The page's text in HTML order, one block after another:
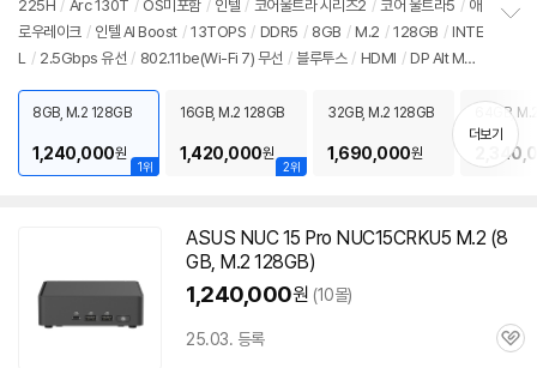
225H / Arc 130T / OS미포함 / 인텔 / 코어울트라 시리즈2 / 코어 울트라5 / 애
로우레이크 / 인텔 AI Boost / 13TOPS / DDR5 / 8GB / M.2 / 128GB / INTE
L / 2.5Gbps 유선 / 802.11be(Wi-Fi 7) 무선 / 블루투스 / HDMI / DP Alt Mod
PC / 용도: 사무/인강용
치
기
1위
8GB, M.2 128GB
1,240,000원
2위
16GB, M.2 128GB
1,420,000원
32GB, M.2 128GB
1,690,000원
64GB,
더보기
ASUS NUC 15 Pro NUC15CRKU5 M.2 (8
GB, M.2 128GB)
1,240,000원 (10몰)
25.03. 등록
관